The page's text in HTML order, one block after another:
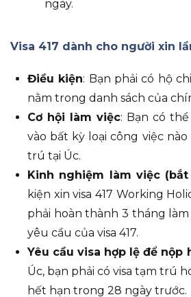
ngày.
Visa 417 dành cho người xin
Điều kiện: Bạn phải có hộ
nằm trong danh sách của
Cơ hội làm việc: Bạn có
vào bất kỳ loại công việc
trú tại Úc.
Kinh nghiệm làm việc (bắt
kiện xin visa 417 Working
phải hoàn thành 3 tháng
yêu cầu của visa 417.
Yêu cầu visa hợp lệ để nộp
Úc, bạn phải có visa tạm trú
hết hạn trong 28 ngày trước.